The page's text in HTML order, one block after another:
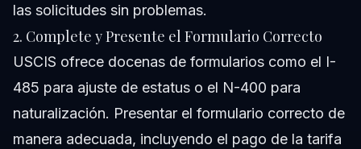
las solicitudes sin problemas.
2. Complete y Presente el Formulario Correcto
USCIS ofrece docenas de formularios como el I-
485 para ajuste de estatus o el N-400 para
naturalización. Presentar el formulario correcto de
manera adecuada, incluyendo el pago de la tarifa